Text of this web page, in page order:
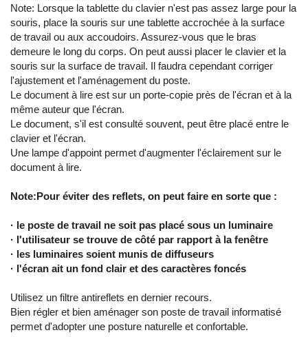
Note: Lorsque la tablette du clavier n'est pas assez large pour la
souris, place la souris sur une tablette accrochée à la surface
de travail ou aux accoudoirs. Assurez-vous que le bras
demeure le long du corps. On peut aussi placer le clavier et la
souris sur la surface de travail. Il faudra cependant corriger
l'ajustement et l'aménagement du poste.
Le document à lire est sur un porte-copie près de l'écran et à la
même auteur que l'écran.
Le document, s'il est consulté souvent, peut être placé entre le
clavier et l'écran.
Une lampe d'appoint permet d'augmenter l'éclairement sur le
document à lire.
Note:Pour éviter des reflets, on peut faire en sorte que :
· le poste de travail ne soit pas placé sous un luminaire
· l'utilisateur se trouve de côté par rapport à la fenêtre
· les luminaires soient munis de diffuseurs
· l'écran ait un fond clair et des caractères foncés
Utilisez un filtre antireflets en dernier recours.
Bien régler et bien aménager son poste de travail informatisé
permet d'adopter une posture naturelle et confortable.